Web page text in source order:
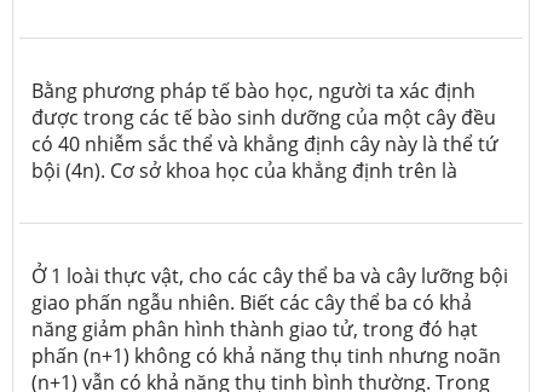
Bằng phương pháp tế bào học, người ta xác định
được trong các tế bào sinh dưỡng của một cây đều
có 40 nhiễm sắc thể và khẳng định cây này là thể tứ
bội (4n). Cơ sở khoa học của khẳng định trên là
Ở 1 loài thực vật, cho các cây thể ba và cây lưỡng bội
giao phấn ngẫu nhiên. Biết các cây thể ba có khả
năng giảm phân hình thành giao tử, trong đó hạt
phấn (n+1) không có khả năng thụ tinh nhưng noãn
(n+1) vẫn có khả năng thụ tinh bình thường. Trong